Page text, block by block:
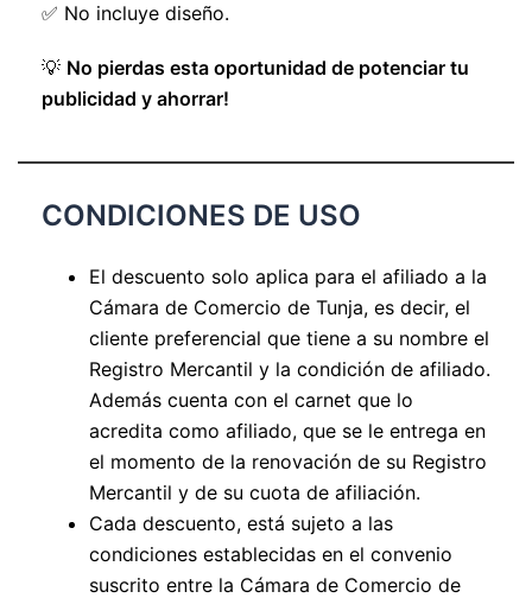
✅ No incluye diseño.
💡 No pierdas esta oportunidad de potenciar tu
publicidad y ahorrar!
CONDICIONES DE USO
El descuento solo aplica para el afiliado a la
Cámara de Comercio de Tunja, es decir, el
cliente preferencial que tiene a su nombre el
Registro Mercantil y la condición de afiliado.
Además cuenta con el carnet que lo
acredita como afiliado, que se le entrega en
el momento de la renovación de su Registro
Mercantil y de su cuota de afiliación.
Cada descuento, está sujeto a las
condiciones establecidas en el convenio
suscrito entre la Cámara de Comercio de